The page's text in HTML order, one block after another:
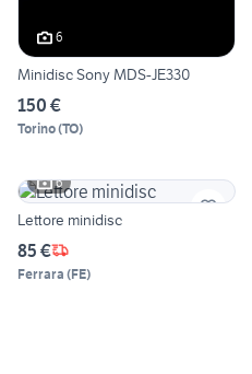
6
Minidisc Sony MDS-JE330
150 €
Torino(TO)
6
Lettore minidisc
85 €
Ferrara (FE)